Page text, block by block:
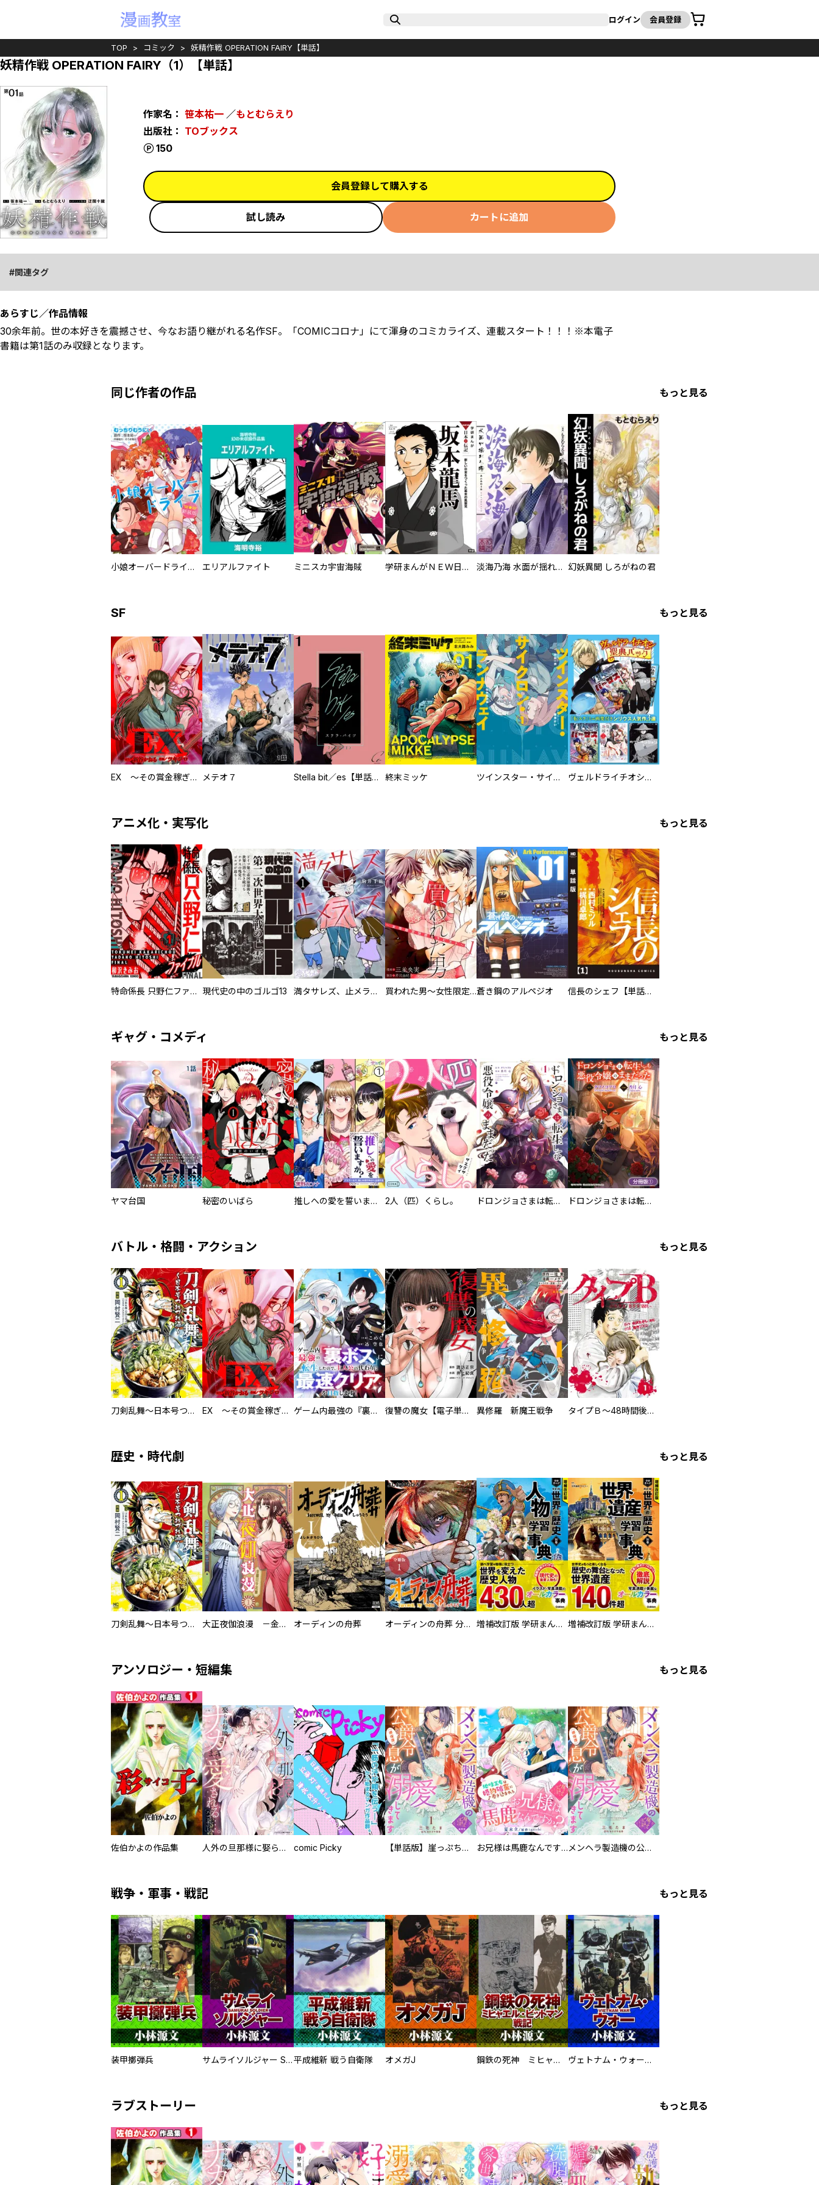
ログイン 会員登録
カート
TOP コミック 妖精作戦 OPERATION FAIRY【単話】
妖精作戦 OPERATION FAIRY（1）【単話】
作家名： 笹本祐一 ／もとむらえり
出版社： TOブックス
150
会員登録して購入する
試し読み カートに追加
関連タグ
あらすじ／作品情報
30余年前。世の本好きを震撼させ、今なお語り継がれる名作SF。「COMICコロナ」にて渾身のコミカライズ、連載スタート！！！※本電子
書籍は第1話のみ収録となります。
同じ作者の作品 もっと見る
小娘オーバードライブ 新装版 エリアルファイト ミニスカ宇宙海賊 学研まんがＮＥＷ日本の伝記 淡海乃海 水面が揺れる時 幻妖異聞 しろがねの君
SF もっと見る
EX ～その賞金稼ぎは、世界の出口を探す～【単行本版】 メテオ７ Stella bit／es【単話版】 終末ミッケ ツインスター・サイクロン・ランナウェイ ヴェルドライチオシ聖典パック 『転スラ』ミニ画集付き シリウス人気作３選
アニメ化・実写化 もっと見る
特命係長 只野仁ファイナル 愛蔵版 現代史の中のゴルゴ13 満タサレズ、止メラレズ 買われた男～女性限定快感セラピスト～【描き下ろしおまけ付き特装版】蒼き鋼のアルペジオ 信長のシェフ【単話版】
ギャグ・コメディ もっと見る
ヤマ台国 秘密のいばら 推しへの愛を誓いますか？～アラサー女子、推しは逃げぬが人生逃げる～ 2人（匹）くらし。 ドロンジョさまは転生しても悪役令嬢のままだった ドロンジョさまは転生しても悪役令嬢のままだった【分冊版】
バトル・格闘・アクション もっと見る
刀剣乱舞～日本号つれづれ酒～ EX ～その賞金稼ぎは、世界の出口を探す～【単行本版】 ゲーム内最強の『裏ボス』に転生したので、主人公の代わりに最速クリアを目指します！【電子単行本版】 復讐の魔女【電子単行本版】 異修羅 新魔王戦争 タイプＢ～48時間後、致死率100％～【単話】
歴史・時代劇 もっと見る
刀剣乱舞～日本号つれづれ酒～ 大正夜伽浪漫 －金曜日の花嫁— オーディンの舟葬 オーディンの舟葬 分冊版 増補改訂版 学研まんが NEW世界の歴史 別巻 人物学習事典 増補改訂版 学研まんが NEW世界の歴史 別巻 世界遺産学習事典
アンソロジー・短編集 もっと見る
佐伯かよの作品集 人外の旦那様に娶られ毎晩ナカまで愛される…。アンソロジー comic Picky 【単話版】崖っぷち令嬢ですが、意地と策略で幸せになります！シリーズ お兄様は馬鹿なんですか？～地味王女は婚約破棄に巻き込まれる～ メンヘラ製造機の公爵令息（過保護）が溺愛してきます
戦争・軍事・戦記 もっと見る
装甲擲弾兵 サムライソルジャー SAMURAI SOLDIER平成維新 戦う自衛隊 オメガJ 鋼鉄の死神 ミヒャエル・ビットマン戦記 ヴェトナム・ウォー VIETNAM WAR
ラブストーリー もっと見る